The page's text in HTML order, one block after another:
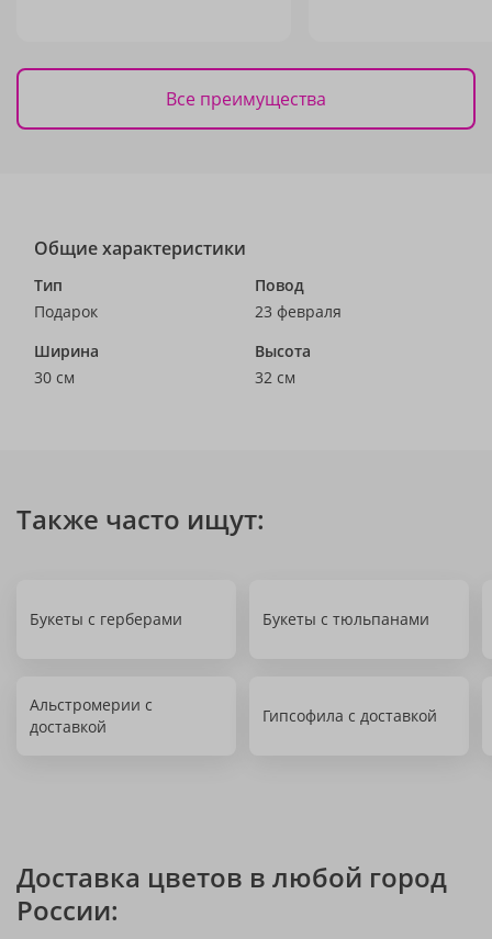
Все преимущества
Общие характеристики
Тип
Подарок
Повод
23 февраля
Ширина
30 см
Высота
32 см
Также часто ищут:
Букеты с герберами Букеты с тюльпанами
Альстромерии с
доставкой
Гипсофила с доставкой
Доставка цветов в любой город
России: